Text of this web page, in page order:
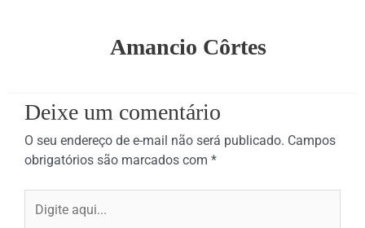
Amancio Côrtes
Deixe um comentário
O seu endereço de e-mail não será publicado. Campos
obrigatórios são marcados com *
aqui...